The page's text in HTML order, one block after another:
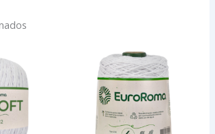
produto
tem
várias
variantes.
As
produto
tem
várias
variantes.
As